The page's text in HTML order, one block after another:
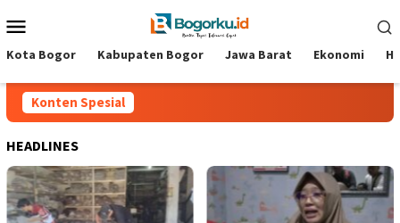
ke
Mobile
Kota Bogor Kabupaten Bogor Jawa Barat Ekonomi
Konten Spesial
HEADLINES